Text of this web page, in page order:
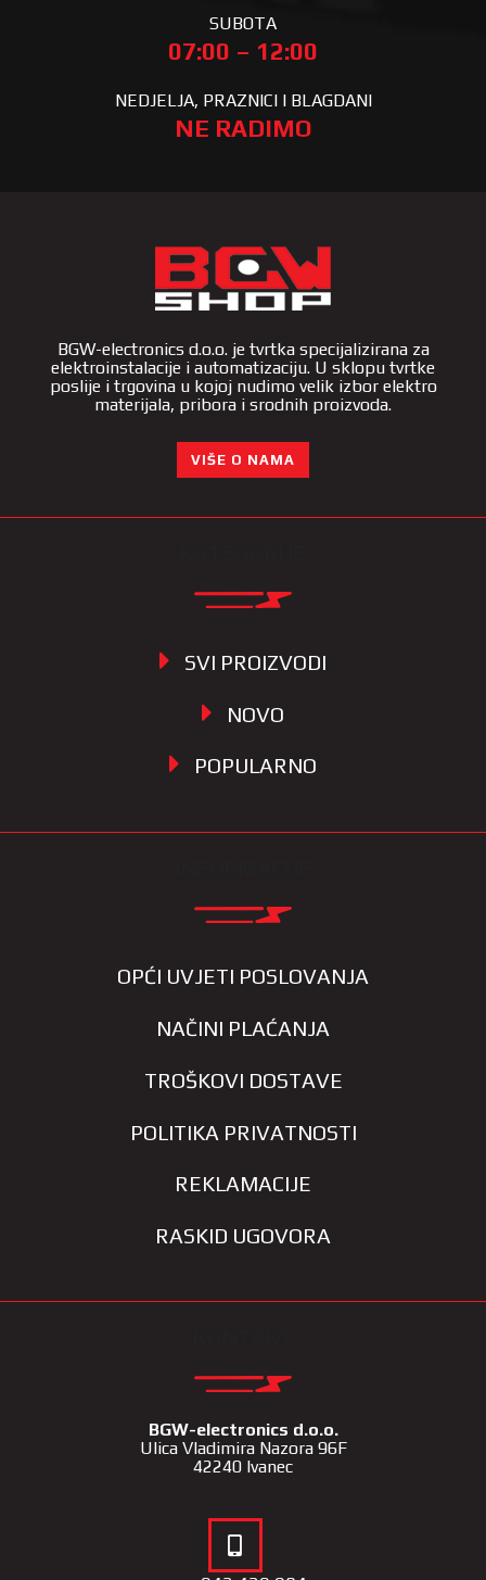
SUBOTA
07:00 – 12:00
NEDJELJA, PRAZNICI I BLAGDANI
NE RADIMO
BGW-electronics d.o.o. je tvrtka specijalizirana za
elektroinstalacije i automatizaciju. U sklopu tvrtke
poslije i trgovina u kojoj nudimo velik izbor elektro
materijala, pribora i srodnih proizvoda.
VIŠE O NAMA
SVI PROIZVODI
NOVO
POPULARNO
OPĆI UVJETI POSLOVANJA
NAČINI PLAĆANJA
TROŠKOVI DOSTAVE
POLITIKA PRIVATNOSTI
REKLAMACIJE
RASKID UGOVORA
BGW-electronics d.o.o.
Ulica Vladimira Nazora 96F
42240 Ivanec